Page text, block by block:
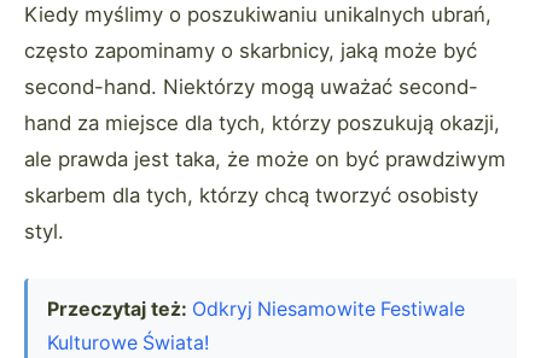
Kiedy myślimy o poszukiwaniu unikalnych ubrań,
często zapominamy o skarbnicy, jaką może być
second-hand. Niektórzy mogą uważać second-
hand za miejsce dla tych, którzy poszukują okazji,
ale prawda jest taka, że może on być prawdziwym
skarbem dla tych, którzy chcą tworzyć osobisty
styl.
Przeczytaj też: Odkryj Niesamowite Festiwale
Kulturowe Świata!